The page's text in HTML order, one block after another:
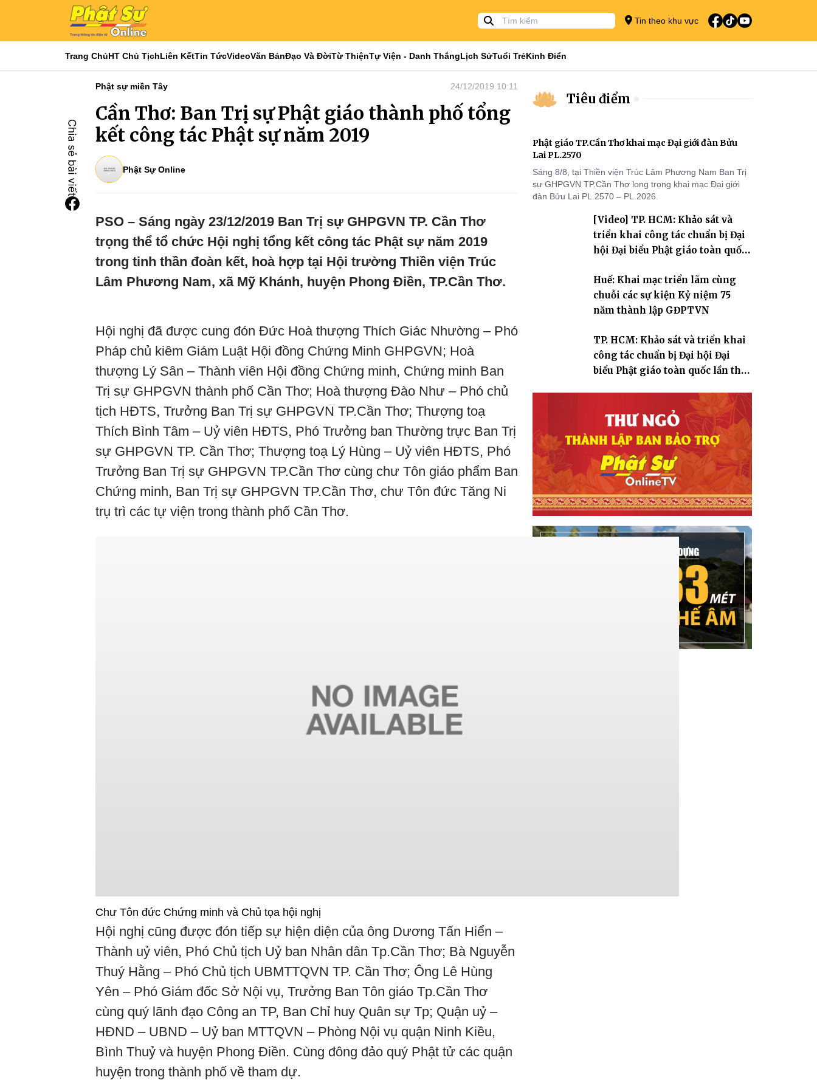
Tin theo khu vực
Trang ChủHT Chủ TịchLiên KếtTin TứcVideoVăn BảnĐạo Và ĐờiTừ ThiệnTự Viện - Danh ThắngLịch SửTuổi TrẻKinh Điển
Phật sự miền Tây 24/12/2019 10:11
Cần Thơ: Ban Trị sự Phật giáo thành phố tổng
kết công tác Phật sự năm 2019
Phật Sự Online
PSO – Sáng ngày 23/12/2019 Ban Trị sự GHPGVN TP. Cần Thơ
trọng thể tổ chức Hội nghị tổng kết công tác Phật sự năm 2019
trong tinh thần đoàn kết, hoà hợp tại Hội trường Thiền viện Trúc
Lâm Phương Nam, xã Mỹ Khánh, huyện Phong Điền, TP.Cần Thơ.
Hội nghị đã được cung đón Đức Hoà thượng Thích Giác Nhường – Phó
Pháp chủ kiêm Giám Luật Hội đồng Chứng Minh GHPGVN; Hoà
thượng Lý Sân – Thành viên Hội đồng Chứng minh, Chứng minh Ban
Trị sự GHPGVN thành phố Cần Thơ; Hoà thượng Đào Như – Phó chủ
tịch HĐTS, Trưởng Ban Trị sự GHPGVN TP.Cần Thơ; Thượng toạ
Thích Bình Tâm – Uỷ viên HĐTS, Phó Trưởng ban Thường trực Ban Trị
sự GHPGVN TP. Cần Thơ; Thượng toạ Lý Hùng – Uỷ viên HĐTS, Phó
Trưởng Ban Trị sự GHPGVN TP.Cần Thơ cùng chư Tôn giáo phẩm Ban
Chứng minh, Ban Trị sự GHPGVN TP.Cần Thơ, chư Tôn đức Tăng Ni
trụ trì các tự viện trong thành phố Cần Thơ.
Chư Tôn đức Chứng minh và Chủ tọa hội nghị
Hội nghị cũng được đón tiếp sự hiện diện của ông Dương Tấn Hiển –
Thành uỷ viên, Phó Chủ tịch Uỷ ban Nhân dân Tp.Cần Thơ; Bà Nguyễn
Thuý Hằng – Phó Chủ tịch UBMTTQVN TP. Cần Thơ; Ông Lê Hùng
Yên – Phó Giám đốc Sở Nội vụ, Trưởng Ban Tôn giáo Tp.Cần Thơ
cùng quý lãnh đạo Công an TP, Ban Chỉ huy Quân sự Tp; Quận uỷ –
HĐND – UBND – Uỷ ban MTTQVN – Phòng Nội vụ quận Ninh Kiều,
Bình Thuỷ và huyện Phong Điền. Cùng đông đảo quý Phật tử các quận
huyện trong thành phố về tham dự.
Tiêu điểm
Phật giáo TP.Cần Thơ khai mạc Đại giới đàn Bửu
Lai PL.2570
Sáng 8/8, tại Thiền viện Trúc Lâm Phương Nam Ban Trị
sự GHPGVN TP.Cần Thơ long trọng khai mạc Đại giới
đàn Bửu Lai PL.2570 – PL.2026.
[Video] TP. HCM: Khảo sát và
triển khai công tác chuẩn bị Đại
hội Đại biểu Phật giáo toàn quốc
Huế: Khai mạc triển lãm cùng
chuỗi các sự kiện Kỷ niệm 75
năm thành lập GĐPTVN
TP. HCM: Khảo sát và triển khai
công tác chuẩn bị Đại hội Đại
biểu Phật giáo toàn quốc lần thứ